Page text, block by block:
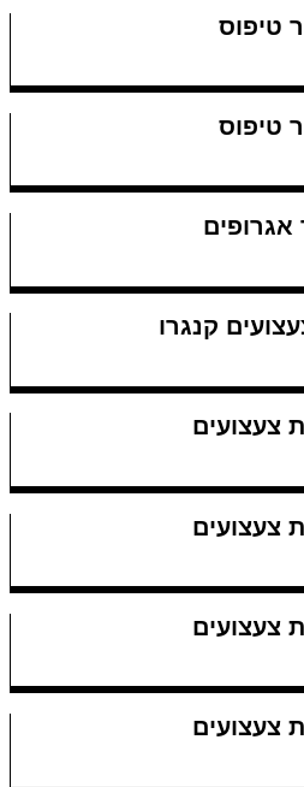
טיפוס
טיפוס
אגרופים
קנגרו
צעצועים
צעצועים
צעצועים
צעצועים